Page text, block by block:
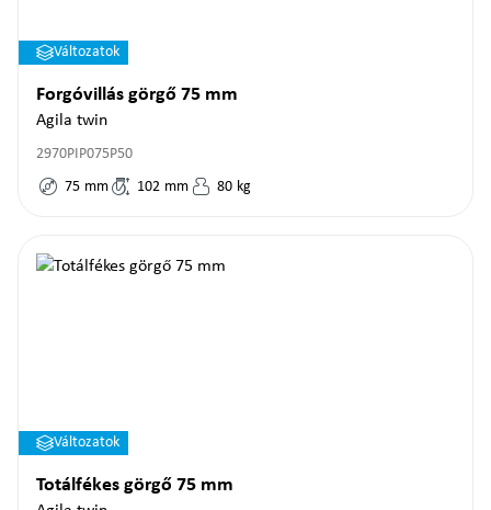
Változatok
Forgóvillás görgő 75 mm
Agila twin
2970PIP075P50
75 mm 102 mm 80 kg
Változatok
Totálfékes görgő 75 mm